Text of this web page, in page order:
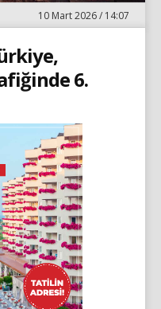
10 Mart 2026 / 14:07
6.